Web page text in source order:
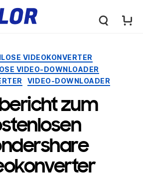
A
o
r
L
Kategorien
VIDEOKONVERTER
VIDEO-DOWNLOADER
VIDEO-DOWNLOADER
zum